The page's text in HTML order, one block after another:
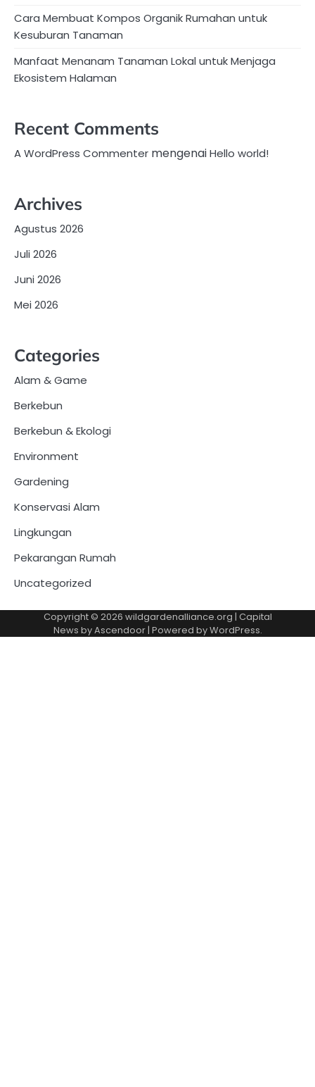
Cara Membuat Kompos Organik Rumahan untuk
Kesuburan Tanaman
Manfaat Menanam Tanaman Lokal untuk Menjaga
Ekosistem Halaman
Recent Comments
A WordPress Commenter mengenaiHello world!
Archives
Agustus 2026
Juli 2026
Juni 2026
Mei 2026
Categories
Alam & Game
Berkebun
Berkebun & Ekologi
Environment
Gardening
Konservasi Alam
Lingkungan
Pekarangan Rumah
Uncategorized
Copyright © 2026 wildgardenalliance.org | Capital
News byAscendoor| Powered byWordPress.